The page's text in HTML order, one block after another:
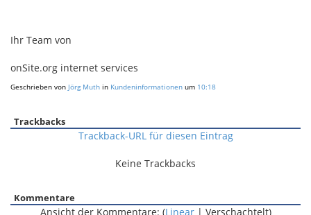
Ihr Team von
onSite.org internet services
Geschrieben von Jörg Muth in Kundeninformationen um 10:18
Trackbacks
Trackback-URL für diesen Eintrag
Keine Trackbacks
Kommentare
Ansicht der Kommentare: (Linear| Verschachtelt)